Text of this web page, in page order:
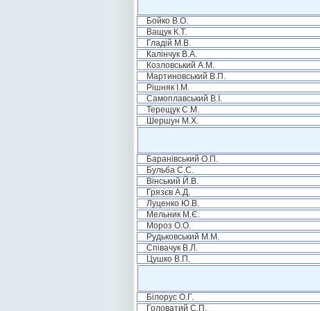
Бойко В.О.
Ващук К.Т.
Гладій М.В.
Калінчук В.А.
Козловський А.М.
Мартиновський В.П.
Рішняк І.М.
Самоплавський В.І.
Терещук С.М.
Шершун М.Х.
Баранівський О.П.
Бульба С.С.
Вінський Й.В.
Грязєв А.Д.
Луценко Ю.В.
Мельник М.Є.
Мороз О.О.
Рудьковський М.М.
Співачук В.Л.
Цушко В.П.
Білорус О.Г.
Головатий С.П.